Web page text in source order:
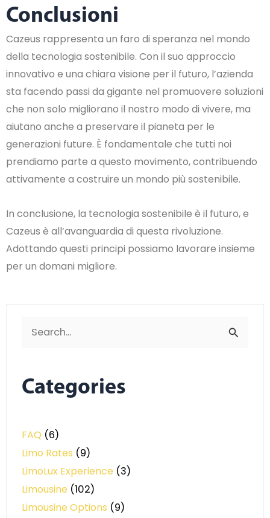
Conclusioni
Cazeus rappresenta un faro di speranza nel mondo
della tecnologia sostenibile. Con il suo approccio
innovativo e una chiara visione per il futuro, l’azienda
sta facendo passi da gigante nel promuovere soluzioni
che non solo migliorano il nostro modo di vivere, ma
aiutano anche a preservare il pianeta per le
generazioni future. È fondamentale che tutti noi
prendiamo parte a questo movimento, contribuendo
attivamente a costruire un mondo più sostenibile.
In conclusione, la tecnologia sostenibile è il futuro, e
Cazeus è all’avanguardia di questa rivoluzione.
Adottando questi principi possiamo lavorare insieme
per un domani migliore.
Search
Categories
FAQ (6)
Limo Rates (9)
LimoLux Experience (3)
Limousine (102)
Limousine Options (9)